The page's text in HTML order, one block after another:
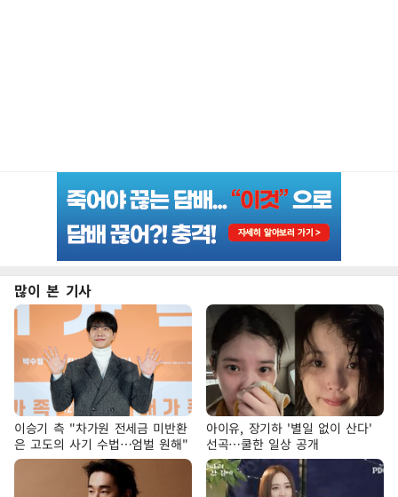
많이 본 기사
이승기 측 "차가원 전세금 미반환
은 고도의 사기 수법…엄벌 원해"
아이유, 장기하 '별일 없이 산다'
선곡…쿨한 일상 공개